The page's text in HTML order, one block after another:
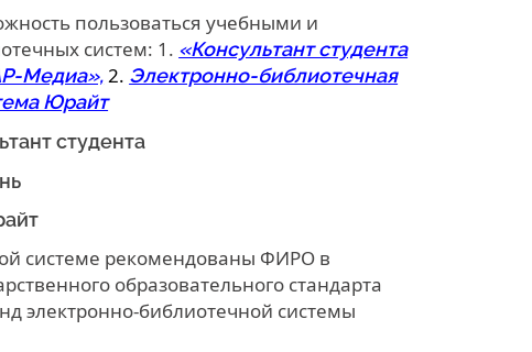
пользоваться учебными и
систем: 1. «Консультант студента
Медиа»,2. Электронно-библиотечная
Юрайт
студента
системе рекомендованы ФИРО в
образовательного стандарта
электронно-библиотечной системы